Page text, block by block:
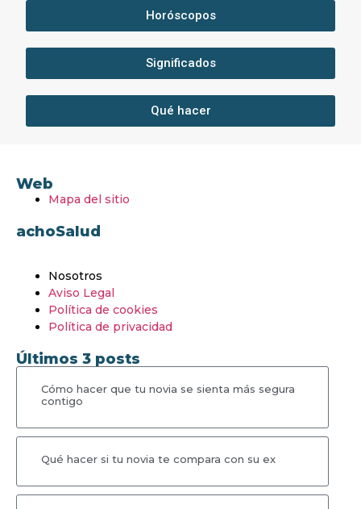
Horóscopos
Significados
Qué hacer
Web
Mapa del sitio
achoSalud
Nosotros
Aviso Legal
Política de cookies
Política de privacidad
Últimos 3 posts
Cómo hacer que tu novia se sienta más segura
contigo
Qué hacer si tu novia te compara con su ex